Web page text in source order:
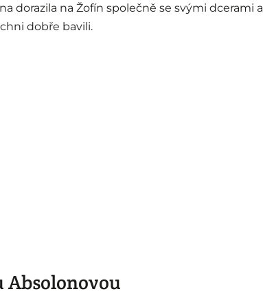
dorazila na Žofín společně se svými dcerami a
dobře bavili.
Absolonovou